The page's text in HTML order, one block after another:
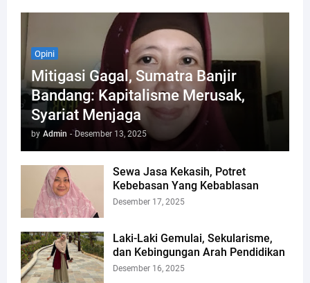
Opini
Mitigasi Gagal, Sumatra Banjir
Bandang: Kapitalisme Merusak,
Syariat Menjaga
by Admin - Desember 13, 2025
Sewa Jasa Kekasih, Potret
Kebebasan Yang Kebablasan
Desember 17, 2025
Laki-Laki Gemulai, Sekularisme,
dan Kebingungan Arah Pendidikan
Desember 16, 2025